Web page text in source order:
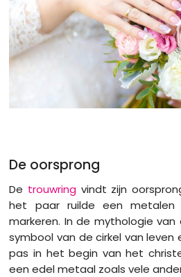
De oorsprong
De trouwring vindt zijn
het paar ruilde een
markeren. In de mythologie
symbool van de cirkel van leven
pas in het begin van het
een edel metaal zoals vele